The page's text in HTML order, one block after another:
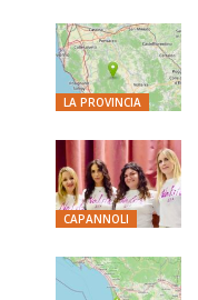
LA PROVINCIA
CAPANNOLI